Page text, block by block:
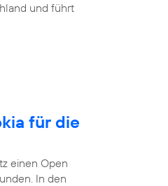
und führt
für die
einen Open
In den